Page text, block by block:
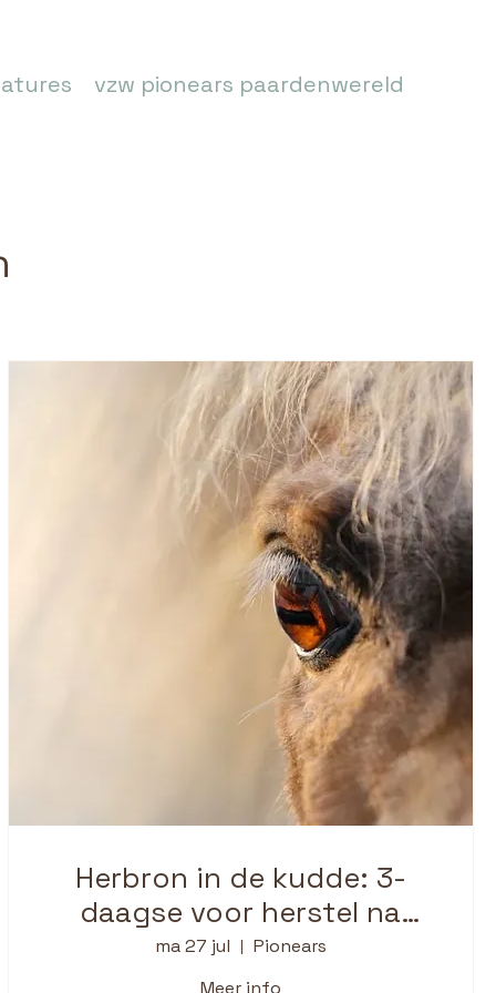
vzw pionears paardenwereld
Herbron in de kudde: 3-
daagse voor herstel na
burn-out, depressie
ma 27 jul
Pionears